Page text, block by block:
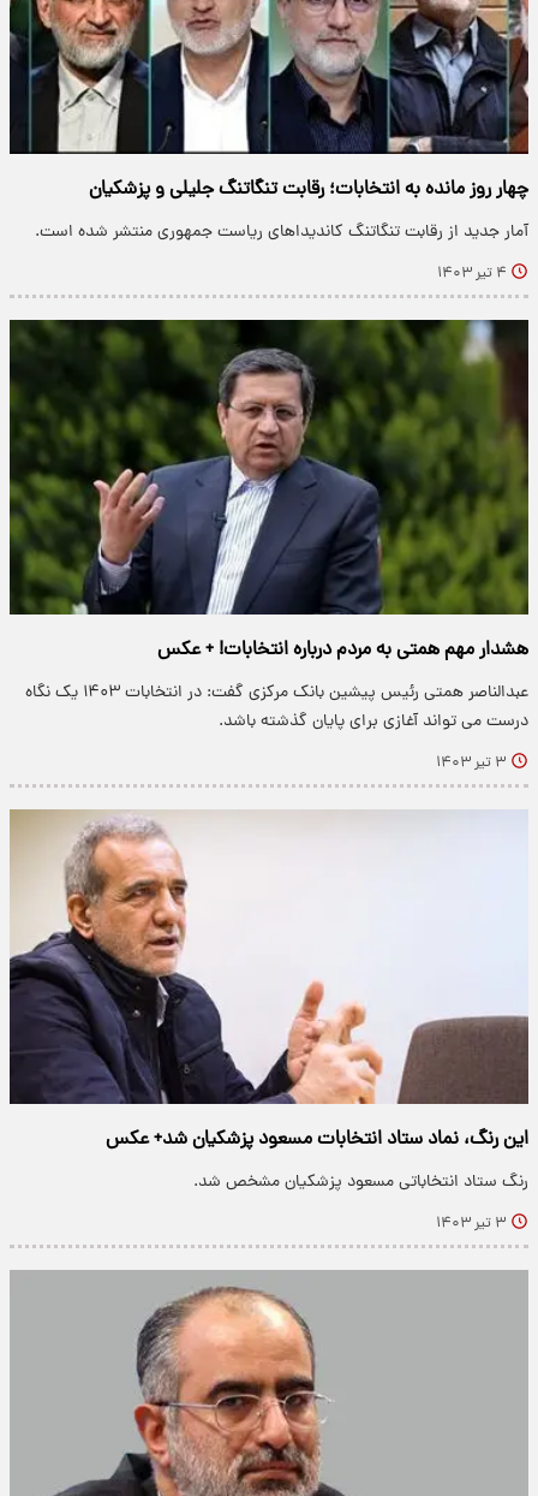
چهار روز مانده به انتخابات؛ رقابت تنگاتنگ جلیلی و پزشکیان
آمار جدید از رقابت تنگاتنگ کاندیداهای ریاست جمهوری منتشر شده است.
۴ تیر ۱۴۰۳
هشدار مهم همتی به مردم درباره انتخابات! + عکس
عبدالناصر همتی رئیس پیشین بانک مرکزی گفت: ‌در ⁧انتخابات ۱۴۰۳ یک نگاه
درست می تواند آغازی برای پایان گذشته باشد.
۳ تیر ۱۴۰۳
این رنگ، نماد ستاد انتخابات مسعود پزشکیان شد+ عکس
رنگ ستاد انتخاباتی‌ مسعود پزشکیان مشخص شد.
۳ تیر ۱۴۰۳